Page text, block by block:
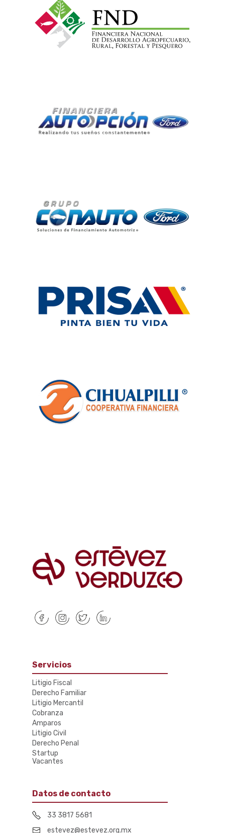
Servicios
Litigio Fiscal
Derecho Familiar
Litigio Mercantil
Cobranza
Amparos
Litigio Civil
Derecho Penal
Startup
Vacantes
Datos de contacto
33 3817 5681
estevez@estevez.org.mx